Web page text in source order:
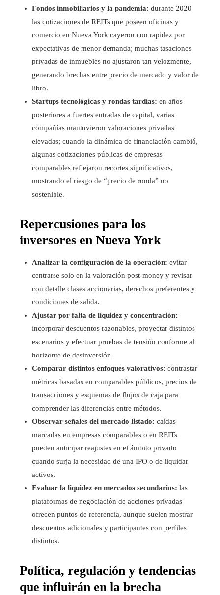
Fondos inmobiliarios y la pandemia: durante 2020
las cotizaciones de REITs que poseen oficinas y
comercio en Nueva York cayeron con rapidez por
expectativas de menor demanda; muchas tasaciones
privadas de inmuebles no ajustaron tan velozmente,
generando brechas entre precio de mercado y valor de
libro.
Startups tecnológicas y rondas tardías: en años
posteriores a fuertes entradas de capital, varias
compañías mantuvieron valoraciones privadas
elevadas; cuando la dinámica de financiación cambió,
algunas cotizaciones públicas de empresas
comparables reflejaron recortes significativos,
mostrando el riesgo de “precio de ronda” no
sostenible.
Repercusiones para los
inversores en Nueva York
Analizar la configuración de la operación: evitar
centrarse solo en la valoración post-money y revisar
con detalle clases accionarias, derechos preferentes y
condiciones de salida.
Ajustar por falta de liquidez y concentración:
incorporar descuentos razonables, proyectar distintos
escenarios y efectuar pruebas de tensión conforme al
horizonte de desinversión.
Comparar distintos enfoques valorativos: contrastar
métricas basadas en comparables públicos, precios de
transacciones y esquemas de flujos de caja para
comprender las diferencias entre métodos.
Observar señales del mercado listado: caídas
marcadas en empresas comparables o en REITs
pueden anticipar reajustes en el ámbito privado
cuando surja la necesidad de una IPO o de liquidar
activos.
Evaluar la liquidez en mercados secundarios: las
plataformas de negociación de acciones privadas
ofrecen puntos de referencia, aunque suelen mostrar
descuentos adicionales y participantes con perfiles
distintos.
Política, regulación y tendencias
que influirán en la brecha